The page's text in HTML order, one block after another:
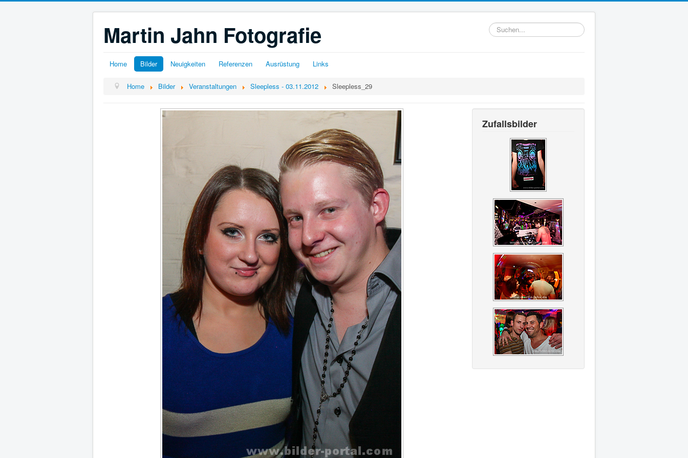
Martin Jahn Fotografie Suchen...
Home Bilder Neuigkeiten Referenzen Ausrüstung Links
Home Bilder Veranstaltungen Sleepless - 03.11.2012 Sleepless_29
Zufallsbilder